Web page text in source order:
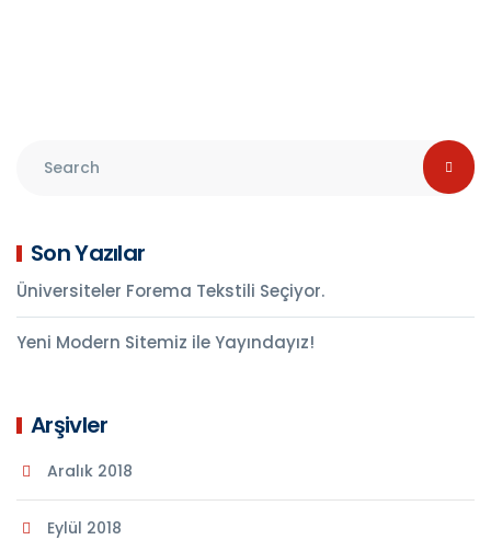
Son Yazılar
Üniversiteler Forema Tekstili Seçiyor.
Yeni Modern Sitemiz ile Yayındayız!
Arşivler
Aralık 2018
Eylül 2018